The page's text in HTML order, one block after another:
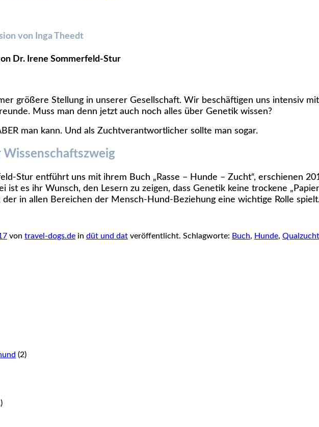
von Inga Theedt
Dr. Irene Sommerfeld-Stur
größere Stellung in unserer Gesellschaft. Wir beschäftigen uns intensiv
Muss man denn jetzt auch noch alles über Genetik wissen?
man kann. Und als Zuchtverantwortlicher sollte man sogar.
Stur entführt uns mit ihrem Buch „Rasse – Hunde – Zucht“, erschienen
ist es ihr Wunsch, den Lesern zu zeigen, dass Genetik keine trockene
der in allen Bereichen der Mensch-Hund-Beziehung eine wichtige Rolle
von travel-dogs.de in düt und dat veröffentlicht. Schlagworte: Buch, Hunde, Qualzucht
(2)